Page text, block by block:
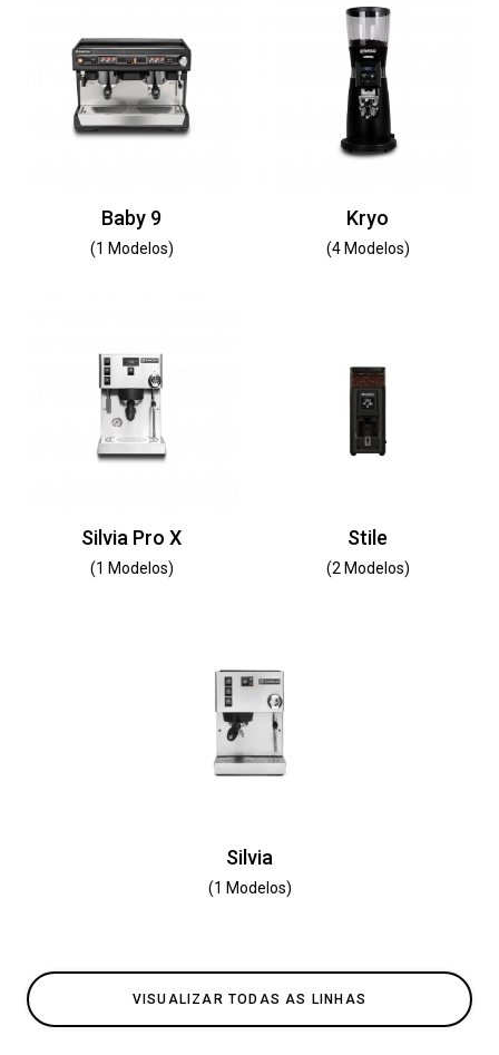
Baby 9
(1 Modelos)
Kryo
(4 Modelos)
Silvia Pro X
(1 Modelos)
Stile
(2 Modelos)
Silvia
(1 Modelos)
VISUALIZAR TODAS AS LINHAS